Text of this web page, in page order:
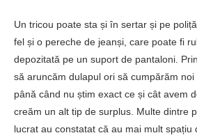
Un tricou poate sta și în sertar și pe
fel și o pereche de jeanși, care poate fi
depozitată pe un suport de pantaloni.
să aruncăm dulapul ori să cumpărăm
până când nu știm exact ce și cât avem
creăm un alt tip de surplus. Multe dintre
lucrat au constatat că au mai mult spațiu